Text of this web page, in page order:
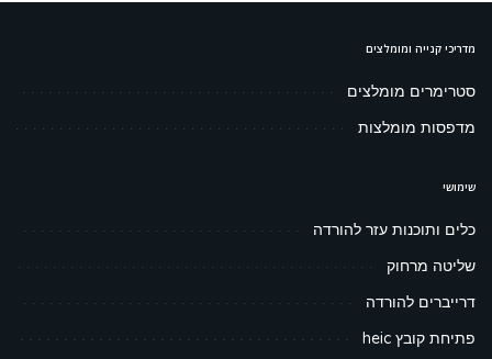
מדריכי קנייה ומומלצים
סטרימרים מומלצים
מדפסות מומלצות
שימושי
כלים ותוכנות עזר להורדה
שליטה מרחוק
דרייברים להורדה
פתיחת קובץ heic